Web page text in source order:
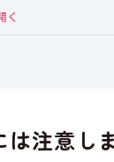
注意し